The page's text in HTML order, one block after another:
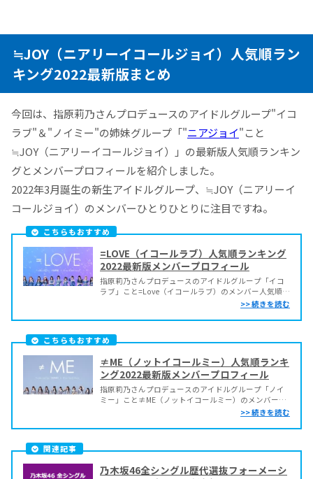
≒JOY（ニアリーイコールジョイ）人気順ラン
キング2022最新版まとめ
今回は、指原莉乃さんプロデュースのアイドルグループ"イコ
ラブ"＆"ノイミー"の姉妹グループ「"ニアジョイ"こと
≒JOY（ニアリーイコールジョイ）」の最新版人気順ランキン
グとメンバープロフィールを紹介しました。
2022年3月誕生の新生アイドルグループ、≒JOY（ニアリーイ
コールジョイ）のメンバーひとりひとりに注目ですね。
こちらもおすすめ
=LOVE（イコールラブ）人気順ランキング
2022最新版メンバープロフィール
指原莉乃さんプロデュースのアイドルグループ「イコ
ラブ」こと=Love（イコールラブ）のメンバー人気順ラ
ンキング最新版とメンバープロフィールをご紹介しま
アニメーション学院とタッグを組みプロデュースして
いる声優アイドルグループで、2017年から12名...
こちらもおすすめ
≠ME（ノットイコールミー）人気順ランキ
ング2022最新版メンバープロフィール
指原莉乃さんプロデュースのアイドルグループ「ノイ
ミー」こと≠ME（ノットイコールミー）のメンバー人
気順ランキング最新版とメンバープロフィールをご紹
さんが代々木アニメーション学院とタッグを組みプロ
コー...
関連記事
乃木坂46全シングル歴代選抜フォーメーシ